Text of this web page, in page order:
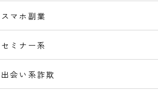
スマホ副業
セミナー系
出会い系詐欺